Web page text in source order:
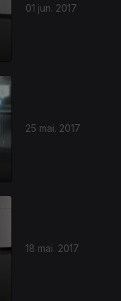
01 jun. 2017
25 mai. 2017
18 mai. 2017